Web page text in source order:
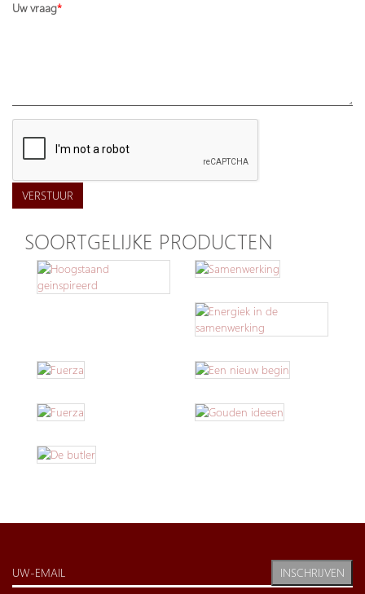
Uw vraag
VERSTUUR
SOORTGELIJKE PRODUCTEN
INSCHRIJVEN